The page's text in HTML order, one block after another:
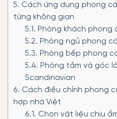
5. Cách ứng dụng phong
từng không gian
5.1. Phòng khách phong
5.2. Phòng ngủ phong
5.3. Phòng bếp phong
5.4. Phòng tắm và góc
Scandinavian
6. Cách điều chỉnh phong
hợp nhà Việt
6.1. Chọn vật liệu chịu